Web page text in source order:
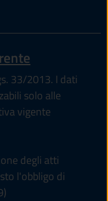
33/2013. I dati
solo alle
vigente
degli atti
l'obbligo di